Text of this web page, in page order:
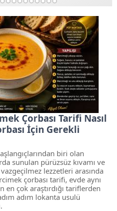
91011121314151617
Çorbası Tarifi Nasıl
İçin Gerekli
biri olan
sunulan pürüzsüz kıvamı ve
lezzetleri arasında
çorbası tarifi, evde aynı
çok araştırdığı tariflerden
adım lokanta usulü